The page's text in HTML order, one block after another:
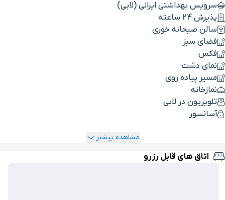
سرویس بهداشتی ایرانی (لابی)
پذیرش 24 ساعته
سالن صبحانه خوری
فضای سبز
فکس
نمای دشت
مسیر پیاده روی
نمازخانه
تلویزیون در لابی
آسانسور
مشاهده بیشتر
اتاق های قابل رزرو